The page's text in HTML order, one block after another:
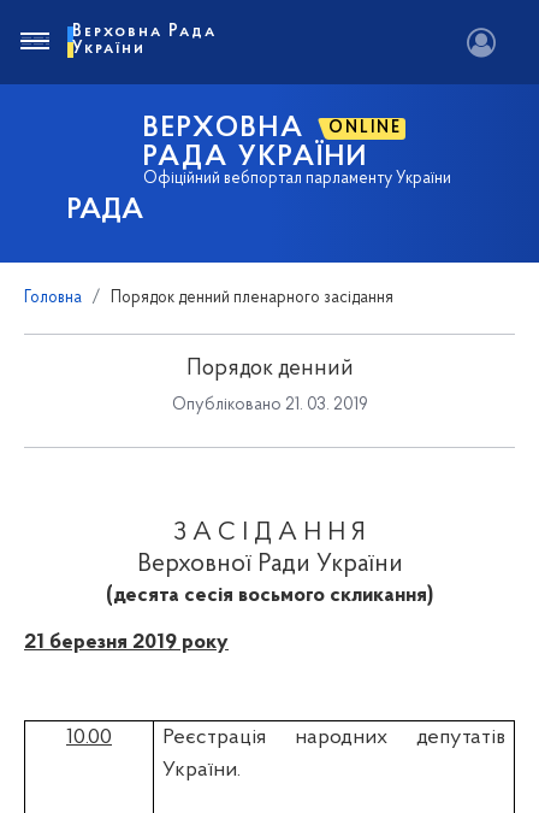
РАДА
ВЕРХОВНА ONLINE
РАДА УКРАЇНИ
Офіційний вебпортал парламенту України
Верховна Рада
України
Головна Порядок денний пленарного засідання
Порядок денний
Опубліковано 21. 03. 2019
З А С І Д А Н Н Я
Верховної Ради України
(десята сесія восьмого скликання)
21 березня 2019 року
10.00
Реєстрація народних депутатів
України.